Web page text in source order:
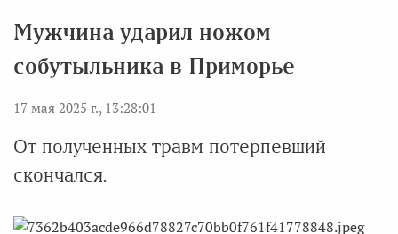
Мужчина ударил ножом
собутыльника в Приморье
17 мая 2025 г., 13:28:01
От полученных травм потерпевший
скончался.